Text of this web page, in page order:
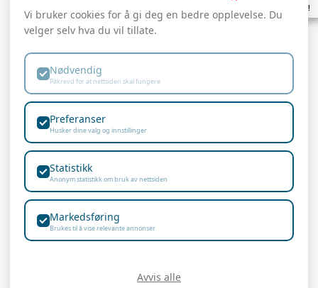
Se hva som skjer!
364
Emil:+47 982 57 177
Trondheim:
Øvre Flatåsveg 36
Lienga 6
Vi bruker cookies for å gi deg en bedre opplevelse. Du
velger selv hva du vil tillate.
Nødvendig
Påkrevd for at nettsiden skal fungere
Preferanser
Husker dine valg og innstillinger
Statistikk
Anonym statistikk om bruk av nettsiden
Markedsføring
Brukes til å vise relevante annonser
Avvis alle